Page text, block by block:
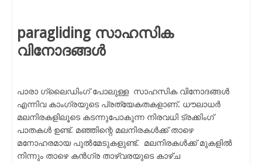
paragliding സാഹസിക
വിനോദങ്ങൾ
പാരാ ഗ്ലൈഡിംഗ് പോലുള്ള സാഹസിക വിനോദങ്ങൾ
എന്നിവ കാംഗ്രയുടെ പ്രത്യേകതകളാണ്. ധൗലാധർ
മലനിരകളിലൂടെ കടന്നുപോകുന്ന നിരവധി ട്രക്കിംഗ്
പാതകൾ ഉണ്ട്. മഞ്ഞിന്റെ മലനിരകൾക്ക് താഴെ
മനോഹരമായ പുൽമേടുകളുണ്ട്. മലനിരകൾക്ക് മുകളിൽ
നിന്നും താഴെ കൻഗ്ര താഴ്വരയുടെ കാഴ്ച